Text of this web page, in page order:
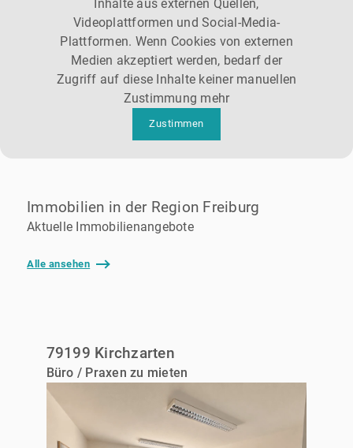
Inhalte aus externen Quellen,
Videoplattformen und Social-Media-
Plattformen. Wenn Cookies von externen
Medien akzeptiert werden, bedarf der
Zugriff auf diese Inhalte keiner manuellen
Zustimmung mehr
Zustimmen
Immobilien in der Region Freiburg
Aktuelle Immobilienangebote
Alle ansehen
79199 Kirchzarten
Büro / Praxen zu mieten